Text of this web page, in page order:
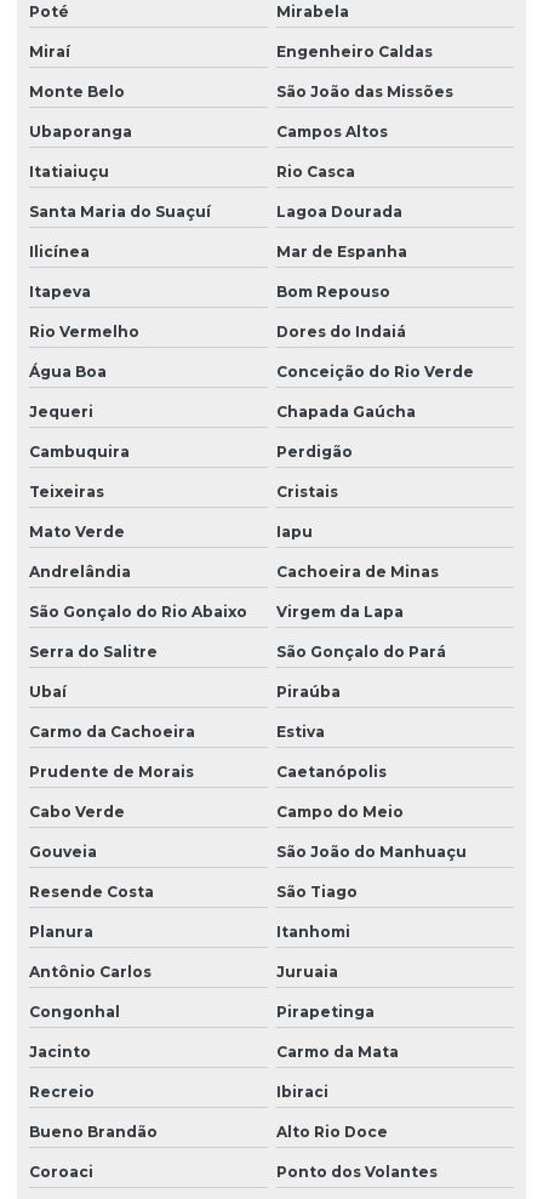
Poté Mirabela
Miraí Engenheiro Caldas
Monte Belo São João das Missões
Ubaporanga Campos Altos
Itatiaiuçu Rio Casca
Santa Maria do Suaçuí Lagoa Dourada
Ilicínea Mar de Espanha
Itapeva Bom Repouso
Rio Vermelho Dores do Indaiá
Água Boa Conceição do Rio Verde
Jequeri Chapada Gaúcha
Cambuquira Perdigão
Teixeiras Cristais
Mato Verde Iapu
Andrelândia Cachoeira de Minas
São Gonçalo do Rio Abaixo Virgem da Lapa
Serra do Salitre São Gonçalo do Pará
Ubaí Piraúba
Carmo da Cachoeira Estiva
Prudente de Morais Caetanópolis
Cabo Verde Campo do Meio
Gouveia São João do Manhuaçu
Resende Costa São Tiago
Planura Itanhomi
Antônio Carlos Juruaia
Congonhal Pirapetinga
Jacinto Carmo da Mata
Recreio Ibiraci
Bueno Brandão Alto Rio Doce
Coroaci Ponto dos Volantes